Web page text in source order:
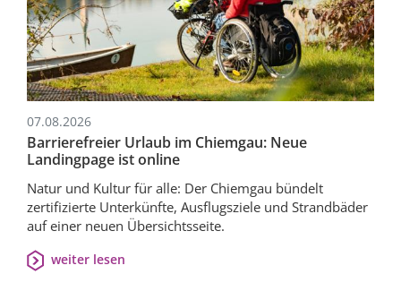
07.08.2026
Barrierefreier Urlaub im Chiemgau: Neue
Landingpage ist online
Natur und Kultur für alle: Der Chiemgau bündelt
zertifizierte Unterkünfte, Ausflugsziele und Strandbäder
auf einer neuen Übersichtsseite.
weiter lesen